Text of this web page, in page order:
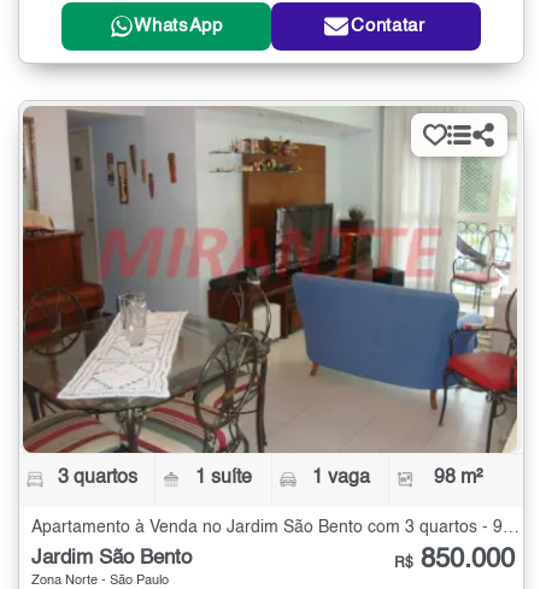
WhatsApp Contatar
3 quartos 1 suíte 1 vaga 98 m²
Jardim São Bento
Zona Norte - São Paulo
R$ 850.000